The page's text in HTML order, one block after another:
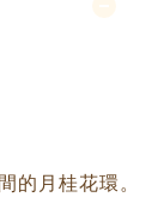
的月桂花環。